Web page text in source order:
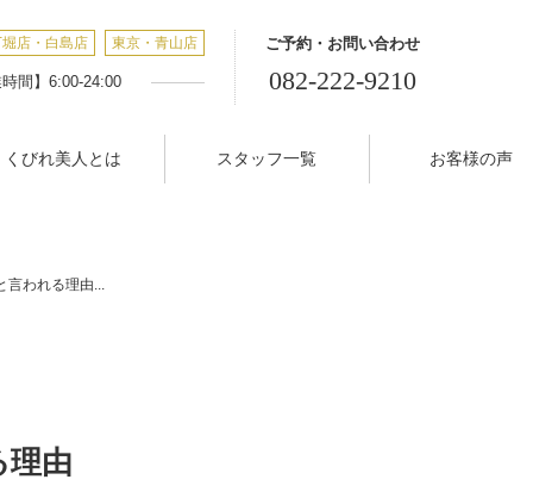
店・白島店 東京・青山店
間】6:00-24:00
ご予約・お問い合わせ
082-222-9210
くびれ美人とは スタッフ一覧 お客様の声
言われる理由...
理由